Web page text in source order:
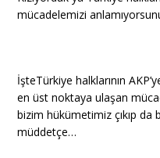
mücadelemizi
İşteTürkiye halklarının
en üst noktaya ulaşan
bizim hükümetimiz çıkıp
müddetçe…